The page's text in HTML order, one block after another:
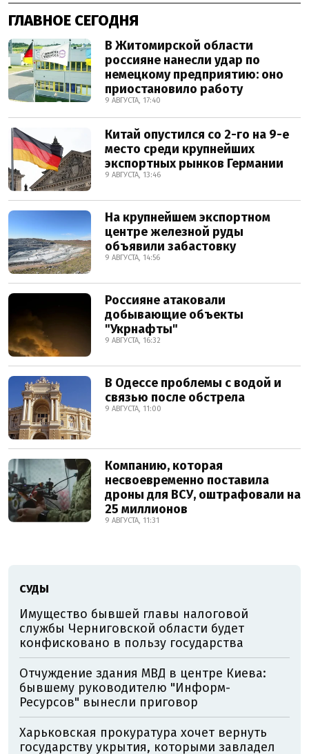
ГЛАВНОЕ СЕГОДНЯ
В Житомирской области
россияне нанесли удар по
немецкому предприятию: оно
приостановило работу
9 АВГУСТА, 17:40
Китай опустился со 2-го на 9-е
место среди крупнейших
экспортных рынков Германии
9 АВГУСТА, 13:46
На крупнейшем экспортном
центре железной руды
объявили забастовку
9 АВГУСТА, 14:56
Россияне атаковали
добывающие объекты
"Укрнафты"
9 АВГУСТА, 16:32
В Одессе проблемы с водой и
связью после обстрела
9 АВГУСТА, 11:00
Компанию, которая
несвоевременно поставила
дроны для ВСУ, оштрафовали на
25 миллионов
9 АВГУСТА, 11:31
СУДЫ
Имущество бывшей главы налоговой
службы Черниговской области будет
конфисковано в пользу государства
Отчуждение здания МВД в центре Киева:
бывшему руководителю "Информ-
Ресурсов" вынесли приговор
Харьковская прокуратура хочет вернуть
государству укрытия, которыми завладел